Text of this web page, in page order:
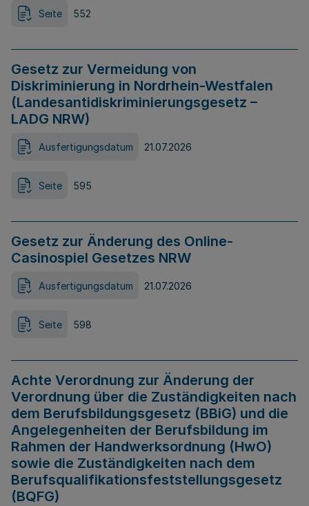
Seite 552
Gesetz zur Vermeidung von
Diskriminierung in Nordrhein-Westfalen
(Landesantidiskriminierungsgesetz –
LADG NRW)
Ausfertigungsdatum 21.07.2026
Seite 595
Gesetz zur Änderung des Online-
Casinospiel Gesetzes NRW
Ausfertigungsdatum 21.07.2026
Seite 598
Achte Verordnung zur Änderung der
Verordnung über die Zuständigkeiten nach
dem Berufsbildungsgesetz (BBiG) und die
Angelegenheiten der Berufsbildung im
Rahmen der Handwerksordnung (HwO)
sowie die Zuständigkeiten nach dem
Berufsqualifikationsfeststellungsgesetz
(BQFG)